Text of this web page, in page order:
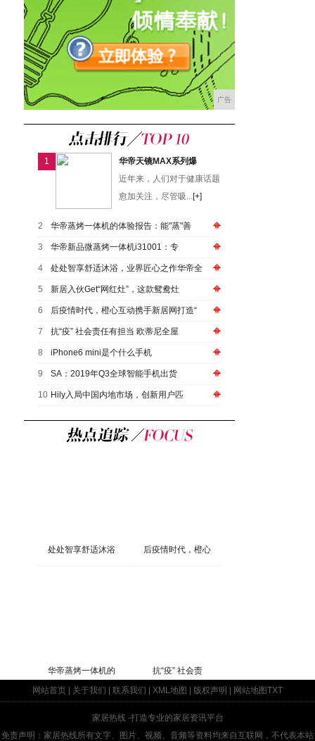
广告
1
华帝天镜MAX系列爆
近年来，人们对于健康话题
愈加关注，尽管吸...[+]
2 华帝蒸烤一体机的体验报告：能"蒸"善
3 华帝新品微蒸烤一体机i31001：专
4 处处智享舒适沐浴，业界匠心之作华帝全
5 新居入伙Get“网红灶”，这款鸳鸯灶
6 后疫情时代，橙心互动携手新居网打造“
7 抗“疫” 社会责任有担当 欧蒂尼全屋
8 iPhone6 mini是个什么手机
9 SA：2019年Q3全球智能手机出货
10 Hily入局中国内地市场，创新用户匹
处处智享舒适沐浴 后疫情时代，橙心
华帝蒸烤一体机的
抗“疫” 社会责
网站首页
关于我们 联系我们 XML地图 版权声明 网站地图TXT
家居热线-打造专业的家居资讯平台
免责声明：家居热线所有文字、图片、视频、音频等资料均来自互联网，不代表本站